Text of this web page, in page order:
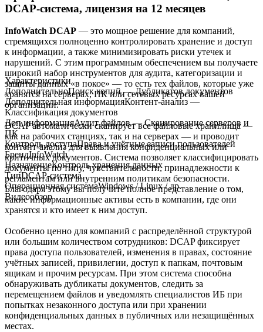
DCAP-система, лицензия на 12 месяцев
InfoWatch DCAP — это мощное решение для компаний,
стремящихся полноценно контролировать хранение и доступ
к информации, а также минимизировать риски утечек и
нарушений. С этим программным обеспечением вы получаете
широкий набор инструментов для аудита, категоризации и
защиты данных «в покое» — то есть тех файлов, которые уже
хранятся на серверах, ПК или сетевых ресурсах вашей
организации.
DCAP автоматически сканирует все файловые хранилища —
как на рабочих станциях, так и на серверах — и проводит
контент-анализ для выявления конфиденциальных или
критичных документов. Система позволяет классифицировать
документы по типу, чувствительности, принадлежности к
регламентам или внутренним политикам безопасности.
Благодаря этому вы получите полное представление о том,
какие информационные активы есть в компании, где они
хранятся и кто имеет к ним доступ.
Особенно ценно для компаний с распределённой структурой
или большим количеством сотрудников: DCAP фиксирует
права доступа пользователей, изменения в правах, состояние
учётных записей, привилегии, доступ к папкам, почтовым
ящикам и прочим ресурсам. При этом система способна
обнаруживать дубликаты документов, следить за
перемещением файлов и уведомлять специалистов ИБ при
попытках незаконного доступа или при хранении
конфиденциальных данных в публичных или незащищённых
местах.
Характеристики
ДополнительноПоиск копий — Дубликатов документов
Дополнительная информацияКонтент-анализ —
Классификация документов
Доп.информацияАудит файлов — Сканирование серверов и
ПК
Контроль доступаПрава и учётные записи пользователей
БрендInfoWatch
НазначениеКонтроль хранения данных
ТипDCAP-система
Операционная системаWindows / Linux / др.
Видеообзор